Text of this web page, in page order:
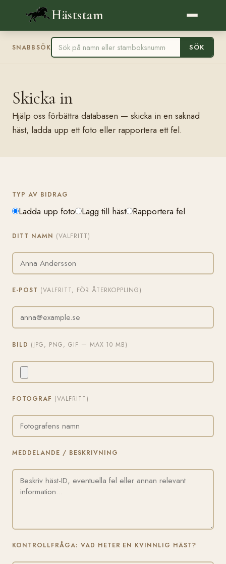
Häststam
SNABBSÖK SÖK
Skicka in
Hjälp oss förbättra databasen — skicka in en saknad
häst, ladda upp ett foto eller rapportera ett fel.
TYP AV BIDRAG
Ladda upp foto Lägg till häst Rapportera fel
DITT NAMN (VALFRITT)
E-POST (VALFRITT, FÖR ÅTERKOPPLING)
BILD (JPG, PNG, GIF — MAX 10 MB)
FOTOGRAF (VALFRITT)
MEDDELANDE / BESKRIVNING
KONTROLLFRÅGA: VAD HETER EN KVINNLIG HÄST?